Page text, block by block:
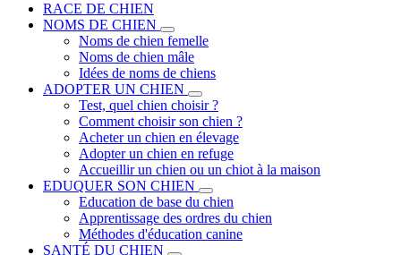
RACE DE CHIEN
NOMS DE CHIEN
Noms de chien femelle
Noms de chien mâle
Idées de noms de chiens
ADOPTER UN CHIEN
Test, quel chien choisir ?
Comment choisir son chien ?
Acheter un chien en élevage
Adopter un chien en refuge
Accueillir un chien ou un chiot à la maison
EDUQUER SON CHIEN
Education de base du chien
Apprentissage des ordres du chien
Méthodes d'éducation canine
SANTÉ DU CHIEN